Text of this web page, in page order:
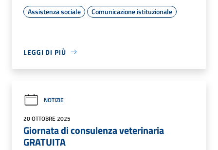
Assistenza sociale Comunicazione istituzionale
LEGGI DI PIÙ
NOTIZIE
20 OTTOBRE 2025
Giornata di consulenza veterinaria
GRATUITA